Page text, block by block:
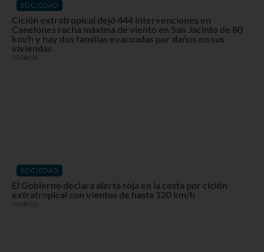
SOCIEDAD
Ciclón extratropical dejó 444 intervenciones en
Canelones racha máxima de viento en San Jacinto de 80
km/h y hay dos familias evacuadas por daños en sus
viviendas
07/08/26
SOCIEDAD
El Gobierno declara alerta roja en la costa por ciclón
extratropical con vientos de hasta 120 km/h
06/08/26